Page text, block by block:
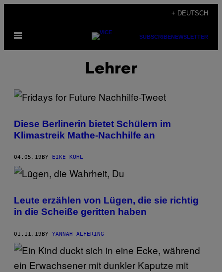
content
+ DEUTSCH
Open
SUBSCRIBENEWSLETTER
Lehrer
Diese Berlinerin bietet Schülern im
Klimastreik Mathe-Nachhilfe an
04.05.19 BY EIKE KÜHL
Leute erzählen von Lügen, die sie richtig
in die Scheiße geritten haben
01.11.19BY YANNAH ALFERING